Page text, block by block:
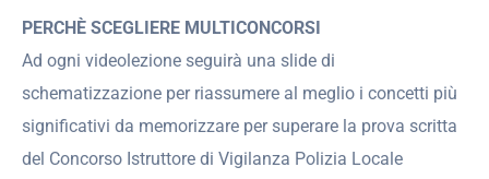
PERCHÈ SCEGLIERE MULTICONCORSI
Ad ogni videolezione seguirà una slide di
schematizzazione per riassumere al meglio i concetti più
significativi da memorizzare per superare la prova scritta
del Concorso Istruttore di Vigilanza Polizia Locale